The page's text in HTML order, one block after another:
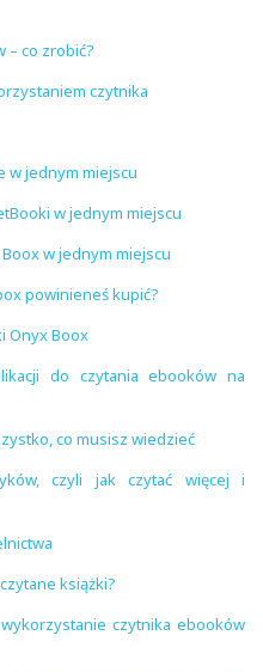
– co zrobić?
czytnika
w jednym miejscu
w jednym miejscu
w jednym miejscu
powinieneś kupić?
Onyx Boox
do czytania ebooków na
co musisz wiedzieć
czyli jak czytać więcej i
książki?
czytnika ebooków